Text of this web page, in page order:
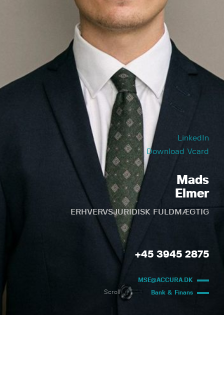
LinkedIn
Download Vcard
Mads
Elmer
ERHVERVSJURIDISK FULDMÆGTIG
+45 3945 2875
MSE@ACCURA.DK
Bank & Finans
Scroll